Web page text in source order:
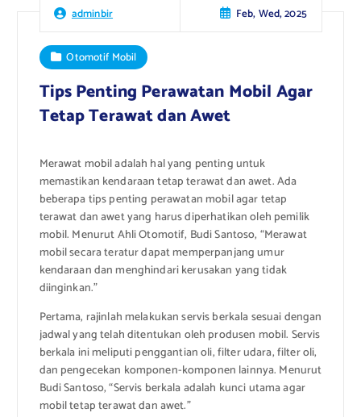
adminbir Feb, Wed, 2025
Otomotif Mobil
Tips Penting Perawatan Mobil Agar
Tetap Terawat dan Awet
Merawat mobil adalah hal yang penting untuk
memastikan kendaraan tetap terawat dan awet. Ada
beberapa tips penting perawatan mobil agar tetap
terawat dan awet yang harus diperhatikan oleh pemilik
mobil. Menurut Ahli Otomotif, Budi Santoso, “Merawat
mobil secara teratur dapat memperpanjang umur
kendaraan dan menghindari kerusakan yang tidak
diinginkan.”
Pertama, rajinlah melakukan servis berkala sesuai dengan
jadwal yang telah ditentukan oleh produsen mobil. Servis
berkala ini meliputi penggantian oli, filter udara, filter oli,
dan pengecekan komponen-komponen lainnya. Menurut
Budi Santoso, “Servis berkala adalah kunci utama agar
mobil tetap terawat dan awet.”